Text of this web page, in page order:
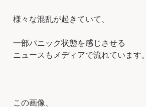
様々な混乱が起きていて、
一部パニック状態を感じさせる
ニュースもメディアで流れています。
この画像、